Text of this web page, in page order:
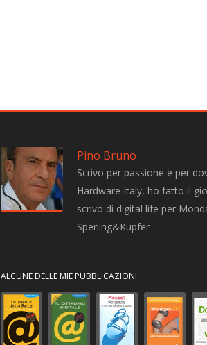
Pino Bruno
Scrivo per passione e per
Hardware Italy, ho fatto il
scrivo di digital life per
Sperling&Kupfer
ALCUNE DELLE MIE PUBBLICAZIONI